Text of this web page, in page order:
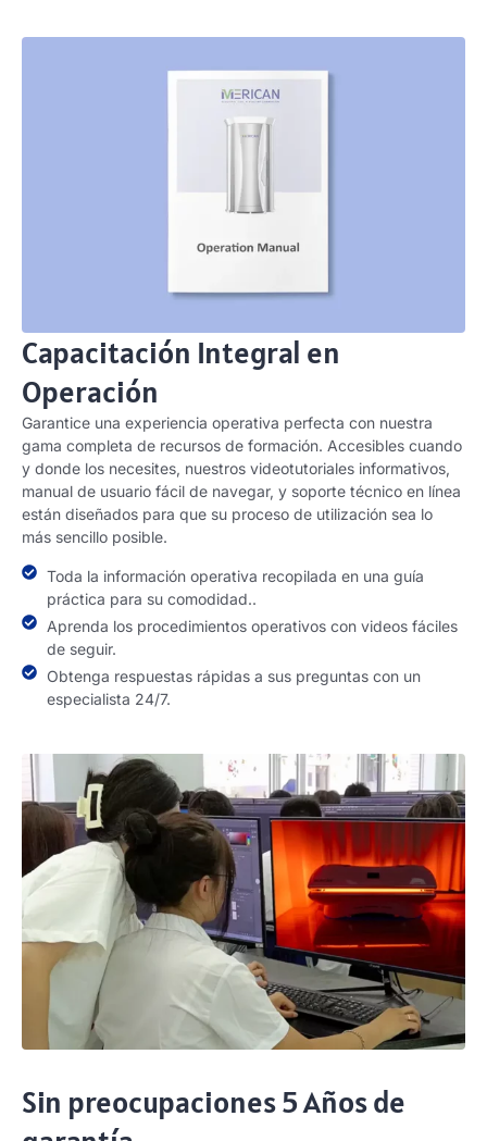
Capacitación Integral en
Operación
Garantice una experiencia operativa perfecta con nuestra
gama completa de recursos de formación. Accesibles cuando
y donde los necesites, nuestros videotutoriales informativos,
manual de usuario fácil de navegar, y soporte técnico en línea
están diseñados para que su proceso de utilización sea lo
más sencillo posible.
Toda la información operativa recopilada en una guía
práctica para su comodidad..
Aprenda los procedimientos operativos con videos fáciles
de seguir.
Obtenga respuestas rápidas a sus preguntas con un
especialista 24/7.
Sin preocupaciones 5 Años de